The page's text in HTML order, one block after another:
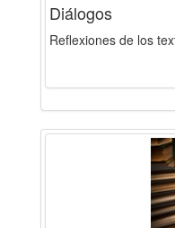
Diálogos
Reflexiones de los